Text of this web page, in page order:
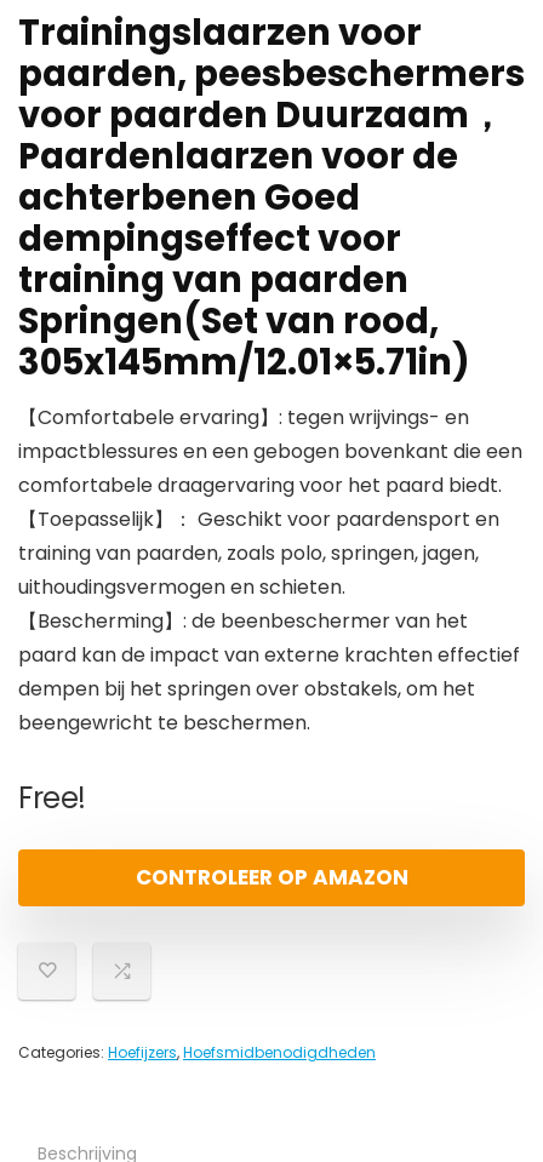
Trainingslaarzen voor
paarden, peesbeschermers
voor paarden Duurzaam，
Paardenlaarzen voor de
achterbenen Goed
dempingseffect voor
training van paarden
Springen(Set van rood,
305x145mm/12.01×5.71in)
【Comfortabele ervaring】: tegen wrijvings- en
impactblessures en een gebogen bovenkant die een
comfortabele draagervaring voor het paard biedt.
【Toepasselijk】： Geschikt voor paardensport en
training van paarden, zoals polo, springen, jagen,
uithoudingsvermogen en schieten.
【Bescherming】: de beenbeschermer van het
paard kan de impact van externe krachten effectief
dempen bij het springen over obstakels, om het
beengewricht te beschermen.
Free!
CONTROLEER OP AMAZON
Categories: Hoefijzers,Hoefsmidbenodigdheden
Beschrijving